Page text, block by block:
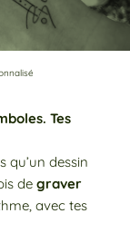
Tes
qu’un dessin
degraver
avec tes